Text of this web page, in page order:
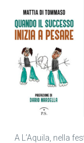
A L’Aquila, nella